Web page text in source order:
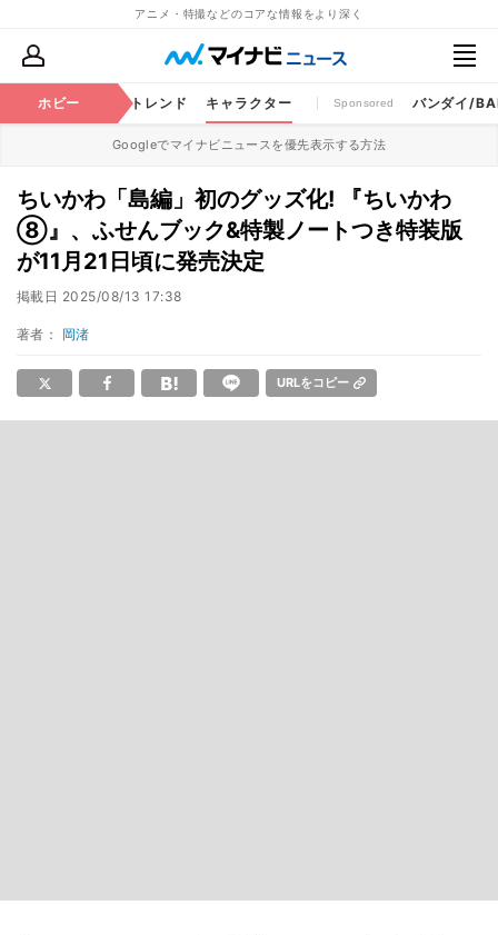
アニメ・特撮などのコアな情報をより深く
ホビー
特撮 トレンド キャラクター Sponsored バンダイ/
Googleでマイナビニュースを優先表示する方法
ちいかわ「島編」初のグッズ化! 『ちいかわ
⑧』、ふせんブック&特製ノートつき特装版
が11月21日頃に発売決定
掲載日 2025/08/13 17:38
著者： 岡渚
URLをコピー